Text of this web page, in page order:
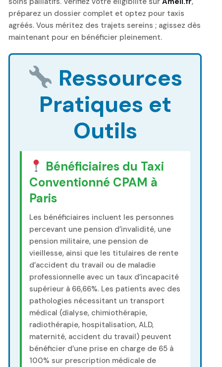
préparez un dossier complet et optez pour taxis
agréés. Vous méritez des trajets sereins ; agissez dès
maintenant pour en bénéficier pleinement.
Ressources
Pratiques et
Outils
Bénéficiaires du Taxi
Conventionné CPAM à
Paris
Les bénéficiaires incluent les personnes
percevant une pension d’invalidité, une
pension militaire, une pension de
vieillesse, ainsi que les titulaires de rente
d’accident du travail ou de maladie
professionnelle avec un taux d’incapacité
supérieur à 66,66%. Les patients avec des
pathologies nécessitant un transport
médical (dialyse, chimiothérapie,
radiothérapie, hospitalisation, ALD,
maternité, accident du travail) peuvent
bénéficier d’une prise en charge de 65 à
100% sur prescription médicale de